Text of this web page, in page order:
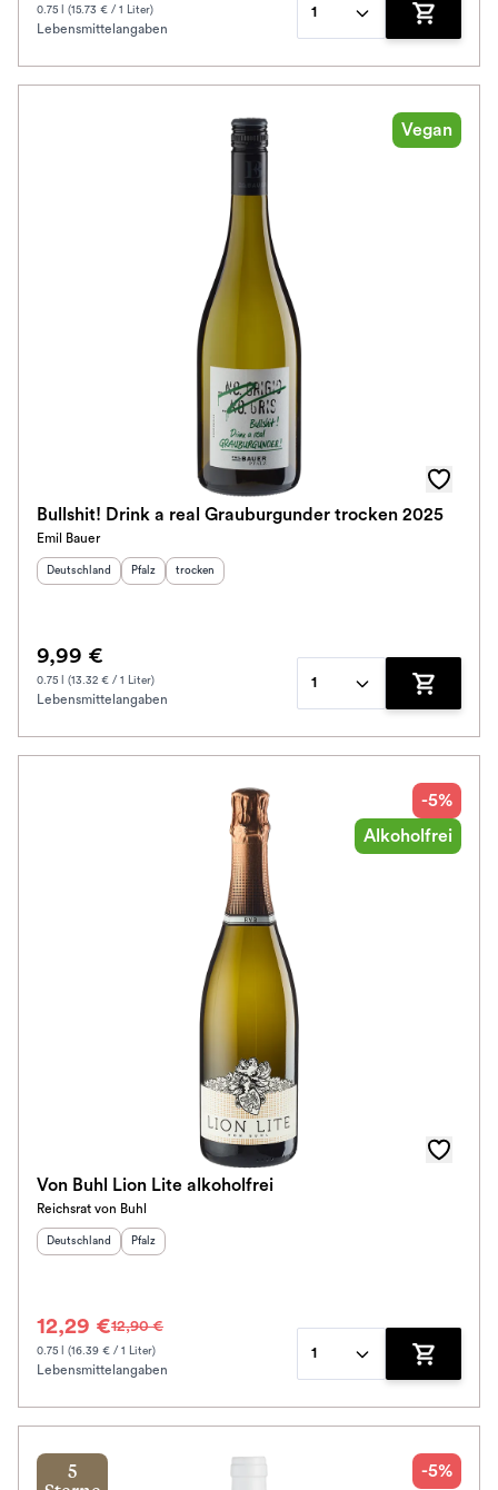
0.75 l (15.73 € / 1 Liter)
Lebensmittelangaben
1
Zum
Vegan
Bullshit! Drink a real Grauburgunder trocken 2025
Emil Bauer
Herkunftsland
Deutschland Herkunftsregion
Pfalz Geschmack
trocken
9,99 €
0.75 l (13.32 € / 1 Liter)
Lebensmittelangaben
1
Zum
-5%
Alkoholfrei
Von Buhl Lion Lite alkoholfrei
Reichsrat von Buhl
Herkunftsland
Deutschland Herkunftsregion
Pfalz
12,29 €12,90 €
0.75 l (16.39 € / 1 Liter)
Lebensmittelangaben
1
Zum
5
-5%